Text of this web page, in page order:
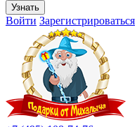
Узнать
Войти Зарегистрироваться